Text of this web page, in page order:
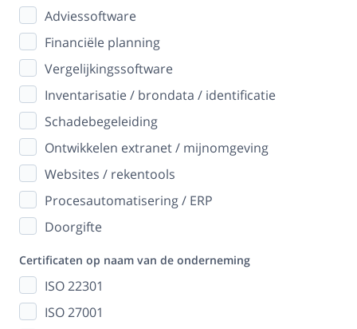
Adviessoftware
Financiële planning
Vergelijkingssoftware
Inventarisatie / brondata / identificatie
Schadebegeleiding
Ontwikkelen extranet / mijnomgeving
Websites / rekentools
Procesautomatisering / ERP
Doorgifte
Certificaten op naam van de onderneming
ISO 22301
ISO 27001